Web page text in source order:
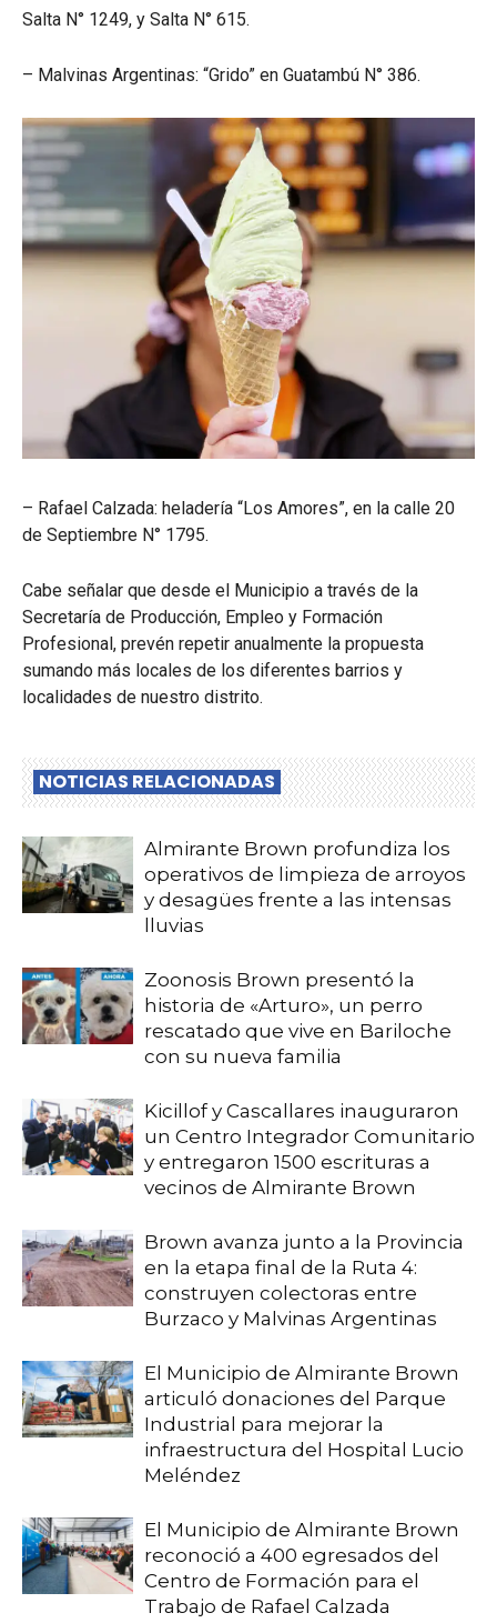
Salta N° 1249, y Salta N° 615.
– Malvinas Argentinas: “Grido” en Guatambú N° 386.
– Rafael Calzada: heladería “Los Amores”, en la calle 20
de Septiembre N° 1795.
Cabe señalar que desde el Municipio a través de la
Secretaría de Producción, Empleo y Formación
Profesional, prevén repetir anualmente la propuesta
sumando más locales de los diferentes barrios y
localidades de nuestro distrito.
NOTICIAS RELACIONADAS
Almirante Brown profundiza los
operativos de limpieza de arroyos
y desagües frente a las intensas
lluvias
Zoonosis Brown presentó la
historia de «Arturo», un perro
rescatado que vive en Bariloche
con su nueva familia
Kicillof y Cascallares inauguraron
un Centro Integrador Comunitario
y entregaron 1500 escrituras a
vecinos de Almirante Brown
Brown avanza junto a la Provincia
en la etapa final de la Ruta 4:
construyen colectoras entre
Burzaco y Malvinas Argentinas
El Municipio de Almirante Brown
articuló donaciones del Parque
Industrial para mejorar la
infraestructura del Hospital Lucio
Meléndez
El Municipio de Almirante Brown
reconoció a 400 egresados del
Centro de Formación para el
Trabajo de Rafael Calzada